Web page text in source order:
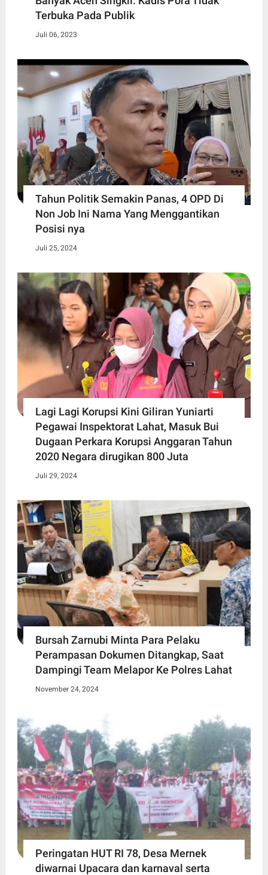
Terbuka Pada Publik
Juli 06, 2023
Tahun Politik Semakin Panas, 4 OPD Di
Non Job Ini Nama Yang Menggantikan
Posisi nya
Juli 25, 2024
Lagi Lagi Korupsi Kini Giliran Yuniarti
Pegawai Inspektorat Lahat, Masuk Bui
Dugaan Perkara Korupsi Anggaran Tahun
2020 Negara dirugikan 800 Juta
Juli 29, 2024
Bursah Zarnubi Minta Para Pelaku
Perampasan Dokumen Ditangkap, Saat
Dampingi Team Melapor Ke Polres Lahat
November 24, 2024
Peringatan HUT RI 78, Desa Mernek
diwarnai Upacara dan karnaval serta